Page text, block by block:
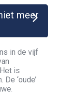
meer
in de vijf
is
‘oude’